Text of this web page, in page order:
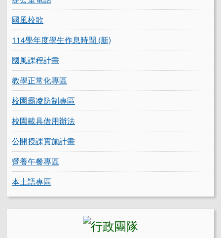
國風校歌
114學年度學生作息時間 (新)
國風課程計畫
教學正常化專區
校園霸凌防制專區
校園載具借用辦法
公開授課實施計畫
營養午餐專區
本土語專區